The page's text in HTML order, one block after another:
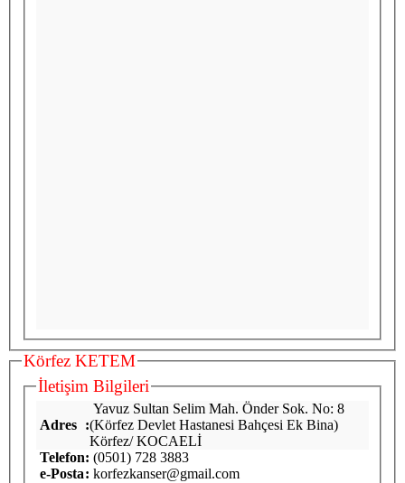
Körfez KETEM
İletişim Bilgileri
Adres :
Yavuz Sultan Selim Mah. Önder Sok. No: 8
(Körfez Devlet Hastanesi Bahçesi Ek Bina)
Körfez/ KOCAELİ
Telefon: (0501) 728 3883
e-Posta: korfezkanser@gmail.com